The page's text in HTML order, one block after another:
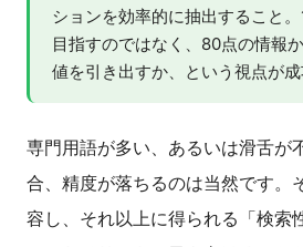
ションを効率的に抽出すること
目指すのではなく、80点の情報
値を引き出すか、という視点が成
専門用語が多い、あるいは滑舌が
合、精度が落ちるのは当然です。
容し、それ以上に得られる「検索